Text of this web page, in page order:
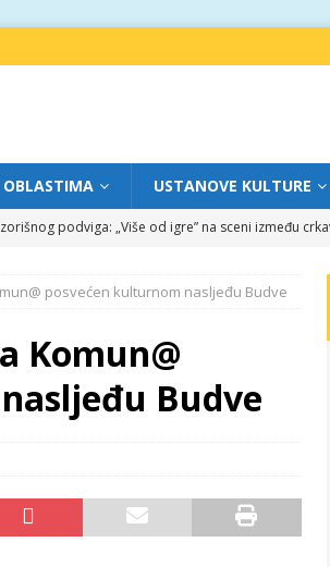
OBLASTIMA USTANOVE KULTURE
podviga: „Više od igre” na sceni između
otvorio novo poglavlje likovnog
„Grad teatar“ za srijedu, 5. avgust
„Grad teatar“ za petak, 7. avgust
posvećen kulturnom nasljeđu Budve
Komun@
Budve